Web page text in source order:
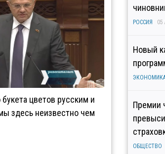
цветов русским и
здесь неизвестно чем
РОССИЯ 05
Новый
Премии
ОБЩЕСТВО